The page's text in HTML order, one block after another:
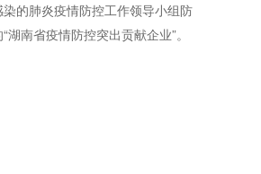
的肺炎疫情防控工作领导小组防
的“湖南省疫情防控突出贡献企业”。